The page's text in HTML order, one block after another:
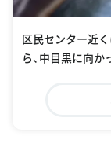
区民センター近
ら、中目黒に向か